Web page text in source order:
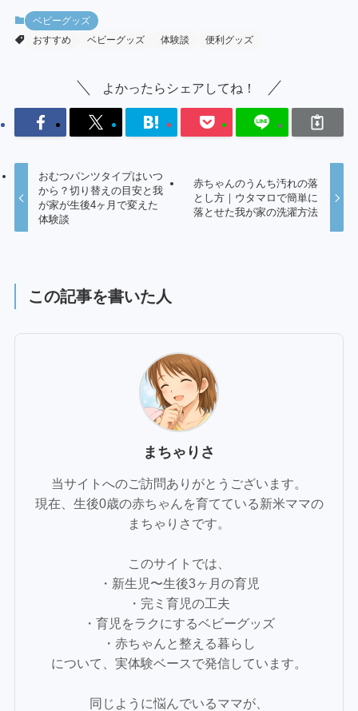
ベビーグッズ
おすすめ
ベビーグッズ 体験談 便利グッズ
よかったらシェアしてね！
おむつパンツタイプはいつ
から？切り替えの目安と我
が家が生後4ヶ月で変えた
体験談
赤ちゃんのうんち汚れの落
とし方｜ウタマロで簡単に
落とせた我が家の洗濯方法
この記事を書いた人
まちゃりさ
当サイトへのご訪問ありがとうございます。
現在、生後0歳の赤ちゃんを育てている新米ママの
まちゃりさです。
このサイトでは、
・新生児〜生後3ヶ月の育児
・完ミ育児の工夫
・育児をラクにするベビーグッズ
・赤ちゃんと整える暮らし
について、実体験ベースで発信しています。
同じように悩んでいるママが、